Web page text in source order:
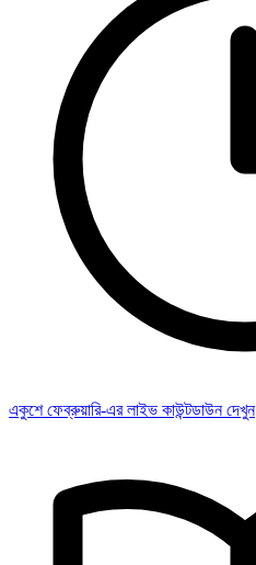
একুশে ফেব্রুয়ারি-এর লাইভ কাউন্টডাউন দেখুন